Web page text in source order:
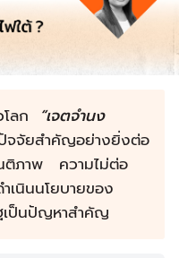
ลก
“เจตจำนง
จจัยสำคัญอย่างยิ่งต่อ
ติภาพ ความไม่ต่อ
เนินนโยบายของ
เป็นปัญหาสำคัญ